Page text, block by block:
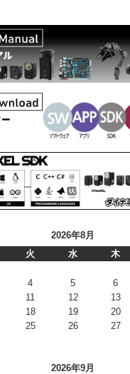
2026年8月
火 水 木
4 5 6
11 12 13
18 19 20
25 26 27
2026年9月